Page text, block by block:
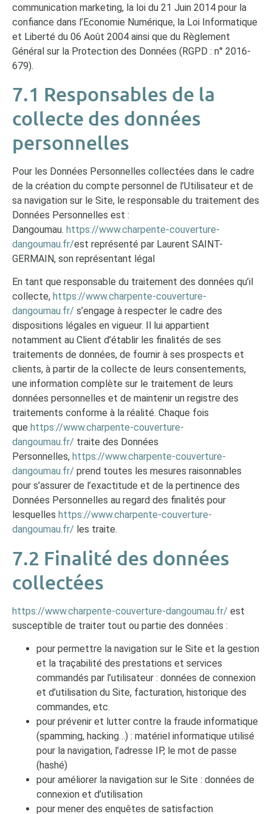
communication marketing, la loi du 21 Juin 2014 pour la
confiance dans l’Economie Numérique, la Loi Informatique
et Liberté du 06 Août 2004 ainsi que du Règlement
Général sur la Protection des Données (RGPD : n° 2016-
679).
7.1 Responsables de la
collecte des données
personnelles
Pour les Données Personnelles collectées dans le cadre
de la création du compte personnel de l’Utilisateur et de
sa navigation sur le Site, le responsable du traitement des
Données Personnelles est :
Dangoumau. https://www.charpente-couverture-
dangoumau.fr/est représenté par Laurent SAINT-
GERMAIN, son représentant légal
En tant que responsable du traitement des données qu’il
collecte, https://www.charpente-couverture-
dangoumau.fr/ s’engage à respecter le cadre des
dispositions légales en vigueur. Il lui appartient
notamment au Client d’établir les finalités de ses
traitements de données, de fournir à ses prospects et
clients, à partir de la collecte de leurs consentements,
une information complète sur le traitement de leurs
données personnelles et de maintenir un registre des
traitements conforme à la réalité. Chaque fois
que https://www.charpente-couverture-
dangoumau.fr/ traite des Données
Personnelles, https://www.charpente-couverture-
dangoumau.fr/ prend toutes les mesures raisonnables
pour s’assurer de l’exactitude et de la pertinence des
Données Personnelles au regard des finalités pour
lesquelles https://www.charpente-couverture-
dangoumau.fr/ les traite.
7.2 Finalité des données
collectées
https://www.charpente-couverture-dangoumau.fr/ est
susceptible de traiter tout ou partie des données :
pour permettre la navigation sur le Site et la gestion
et la traçabilité des prestations et services
commandés par l’utilisateur : données de connexion
et d’utilisation du Site, facturation, historique des
commandes, etc.
pour prévenir et lutter contre la fraude informatique
(spamming, hacking…) : matériel informatique utilisé
pour la navigation, l’adresse IP, le mot de passe
(hashé)
pour améliorer la navigation sur le Site : données de
connexion et d’utilisation
pour mener des enquêtes de satisfaction